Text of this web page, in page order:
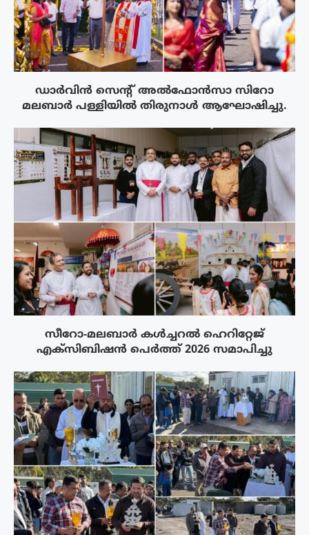
ഡാർവിൻ സെന്റ് അൽഫോൻസാ സിറോ
മലബാർ പള്ളിയിൽ തിരുനാൾ ആഘോഷിച്ചു.
സീറോ-മലബാർ കൾച്ചറൽ ഹെറിറ്റേജ്
എക്സിബിഷൻ പെർത്ത് 2026 സമാപിച്ചു